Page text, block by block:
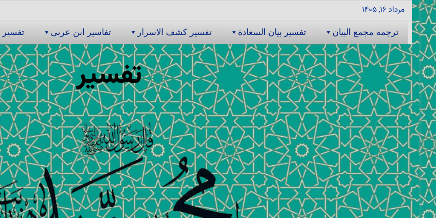
مرداد ۱۶, ۱۴۰۵
ترجمه مجمع البیان تفسیر بیان السعادة تفسیر كشف الاسرار تفاسیر ابن عربى تفسیر
تفسیر